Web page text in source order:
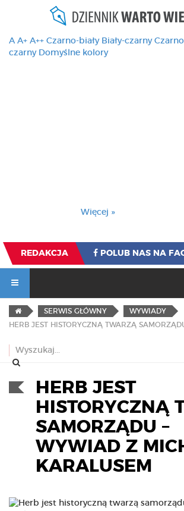
A A+ A++ Czarno-biały Biały-czarny
czarny Domyślne kolory
Więcej »
REDAKCJA POLUB NAS NA
SERWIS GŁÓWNY
WYWIADY
HERB JEST
HISTORYCZNĄ
SAMORZĄDU –
WYWIAD Z
KARALUSEM